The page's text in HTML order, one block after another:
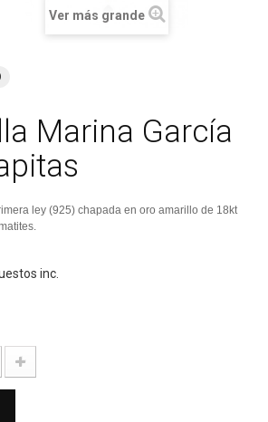
Ver más grande
Marina García
ley (925) chapada en oro amarillo de 18kt
inc.